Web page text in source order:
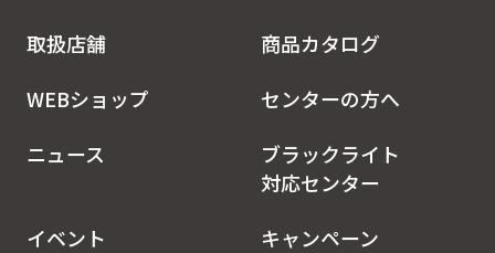
取扱店舗
商品カタログ
WEBショップ
センターの方へ
ニュース
ブラックライト
対応センター
イベント
キャンペーン